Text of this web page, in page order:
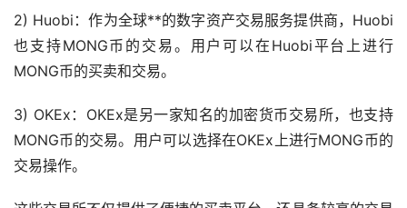
2) Huobi：作为全球**的数字资产交易服务提供商，Huobi
也支持MONG币的交易。用户可以在Huobi平台上进行
MONG币的买卖和交易。
3) OKEx：OKEx是另一家知名的加密货币交易所，也支持
MONG币的交易。用户可以选择在OKEx上进行MONG币的
交易操作。